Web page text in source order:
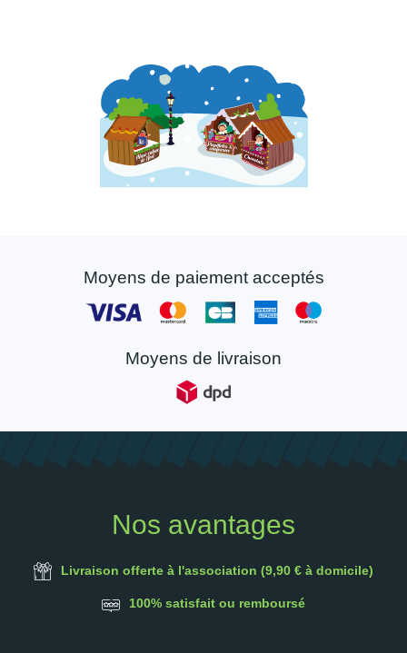
Moyens de paiement acceptés
Moyens de livraison
Nos avantages
Livraison offerte à l'association (9,90 € à domicile)
100% satisfait ou remboursé